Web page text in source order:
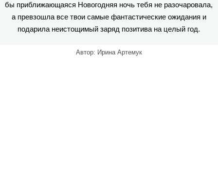
бы приближающаяся Новогодняя ночь тебя не разочаровала,
а превзошла все твои самые фантастические ожидания и
подарила неистощимый заряд позитива на целый год.
Автор: Ирина Артемук